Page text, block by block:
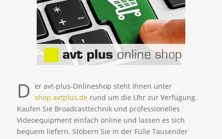
D er avt-plus-Onlineshop steht Ihnen unter
shop.avtplus.derund um die Uhr zur Verfügung.
Kaufen Sie Broadcasttechnik und professionelles
Videoequipment einfach online und lassen es sich
bequem liefern. Stöbern Sie in der Fülle Tausender